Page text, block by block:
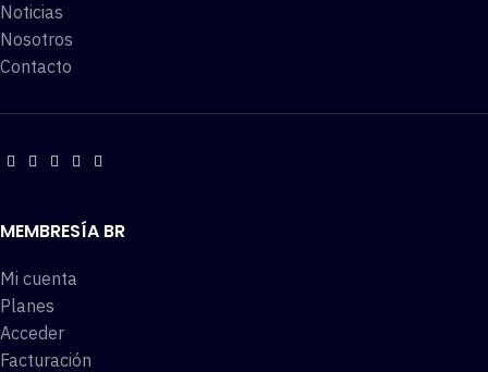
Noticias
Nosotros
Contacto
MEMBRESÍA BR
Mi cuenta
Planes
Acceder
Facturación